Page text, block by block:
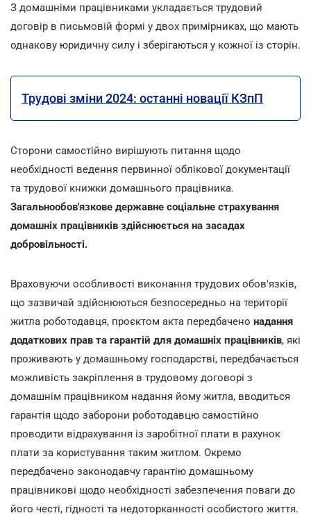
З домашніми працівниками укладається трудовий
договір в письмовій формі у двох примірниках, що мають
однакову юридичну силу і зберігаються у кожної із сторін.
Трудові зміни 2024: останні новації КЗпП
Сторони самостійно вирішують питання щодо
необхідності ведення первинної облікової документації
та трудової книжки домашнього працівника.
Загальнообов'язкове державне соціальне страхування
домашніх працівників здійснюється на засадах
добровільності.
Враховуючи особливості виконання трудових обов'язків,
що зазвичай здійснюються безпосередньо на території
житла роботодавця, проєктом акта передбачено надання
додаткових прав та гарантій для домашніх працівників, які
проживають у домашньому господарстві, передбачається
можливість закріплення в трудовому договорі з
домашнім працівником надання йому житла, вводиться
гарантія щодо заборони роботодавцю самостійно
проводити відрахування із заробітної плати в рахунок
плати за користування таким житлом. Окремо
передбачено законодавчу гарантію домашньому
працівникові щодо необхідності забезпечення поваги до
його честі, гідності та недоторканності особистого життя.